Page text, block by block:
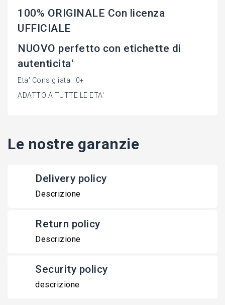
100% ORIGINALE Con licenza
UFFICIALE
NUOVO perfetto con etichette di
autenticita'
Eta' Consigliata : 0+
ADATTO A TUTTE LE ETA'
Le nostre garanzie
Delivery policy
Descrizione
Return policy
Descrizione
Security policy
descrizione